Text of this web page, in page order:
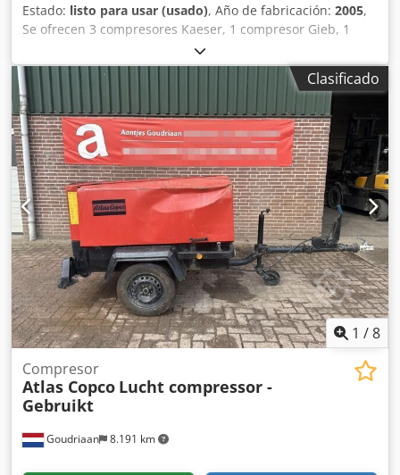
Estado: listo para usar (usado), Año de fabricación: 2005,
Se ofrecen 3 compresores Kaeser, 1 compresor Gieb, 1
compresor Atlas Copco y un depósito a presión de
Maschinen- und Behälterbau. 1) Compresor Gieb, 750/250-
11, año de fabricación: 2005, presión máxima de
funcionamiento: 11 bar, caudal de aspiración: 750 l/min,
potencia requerida: 4,0 kW. 2) 3 compresores Kaeser EPC
630-150, año de fabricación: 1995, presión máxima de
funcionamiento: 10 bar, caudal volumétrico: 630 l/min,
potencia del motor: 3,0 kW. 3) Compresor Atlas Copco LT
con cubierta acústica, presión de funcionamiento: 15 bar.
Dkedpfx Aajzmh Uajzsr 6) Depósito a presión de
Maschinen- und Behälterbau, volumen: 350 l, año de
fabricación: 1997, presión máxima de funcionamiento: 16
bar, rango de temperatura: -10 °C a +50 °C. Es posible
realizar una inspección in situ.
Clasificado
1 /8
Goudriaan 8.191 km
Compresor
Atlas Copco Lucht compressor -
Gebruikt